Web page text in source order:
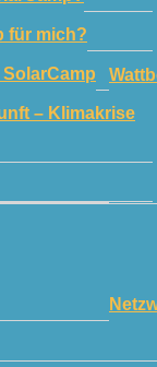
für mich?
– Klimakrise